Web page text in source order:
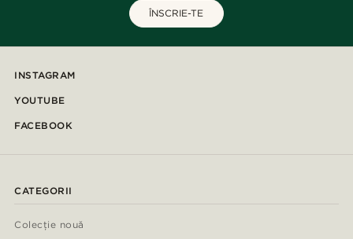
ÎNSCRIE-TE
INSTAGRAM
YOUTUBE
FACEBOOK
CATEGORII
Colecție nouă